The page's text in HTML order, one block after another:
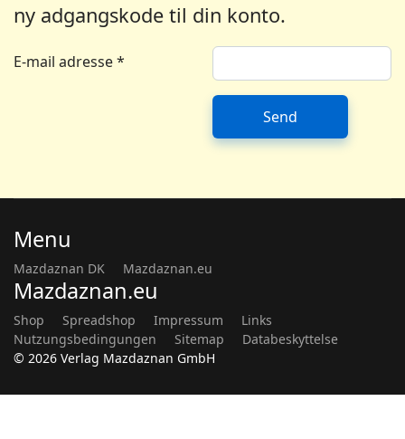
ny adgangskode til din konto.
E-mail adresse*
Send
Menu
Mazdaznan DK Mazdaznan.eu
Mazdaznan.eu
Shop Spreadshop Impressum
Links
Nutzungsbedingungen
Sitemap
Databeskyttelse
© 2026 Verlag Mazdaznan GmbH